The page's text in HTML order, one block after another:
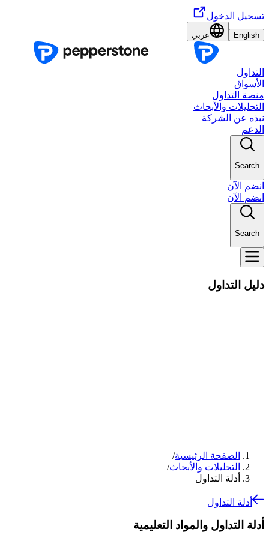
تسجيل الدخول
English عربي
التداول
الأسواق
منصة التداول
التحليلات والأبحاث
نبذه عن الشركة
الدعم
Search
انضم الآن
انضم الآن
Search
دليل التداول
الصفحة الرئيسية/
التحليلات والأبحاث/
أدلة التداول
أدلة التداول
أدلة التداول والمواد التعليمية